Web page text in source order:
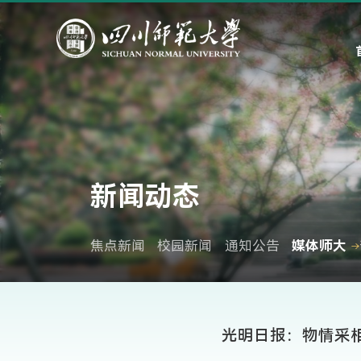
新闻动态
焦点新闻 校园新闻 通知公告 媒体师大
光明日报：物情